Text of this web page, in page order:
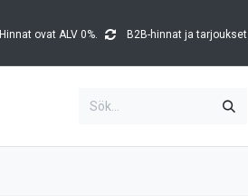
Hinnat ovat ALV 0%. B2B-hinnat ja